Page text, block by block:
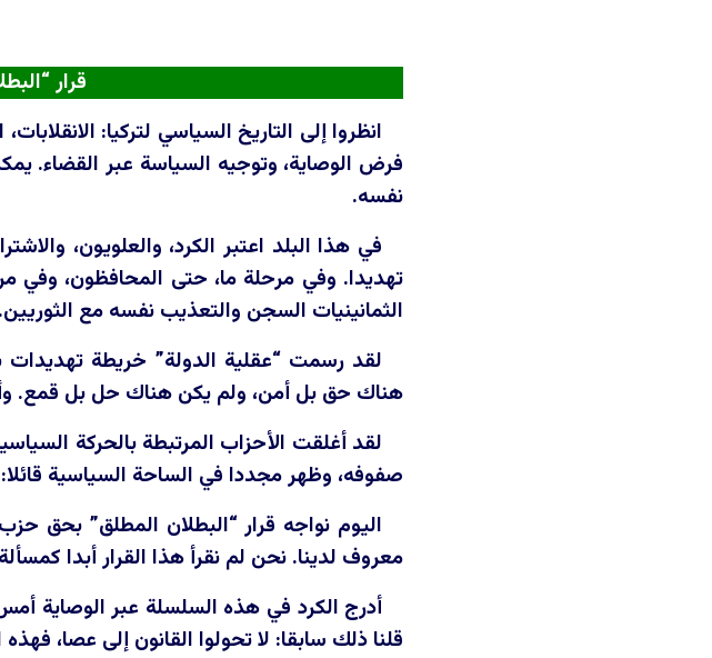
قرار
انظروا إلى التاريخ السياسي لتركيا:
فرض الوصاية، وتوجيه السياسة عبر القضاء.
نفسه.
في هذا البلد اعتبر الكرد، والعلويون،
تهديدا. وفي مرحلة ما، حتى المحافظون، وفي
الثمانينيات السجن والتعذيب نفسه مع الثوريين.
لقد رسمت “عقلية الدولة” خريطة
هناك حق بل أمن، ولم يكن هناك حل بل قمع.
لقد أغلقت الأحزاب المرتبطة بالحركة
صفوفه، وظهر مجددا في الساحة السياسية
اليوم نواجه قرار “البطلان المطلق”
معروف لدينا. نحن لم نقرأ هذا القرار أبدا
أدرج الكرد في هذه السلسلة عبر الوصاية
قلنا ذلك سابقا: لا تحولوا القانون إلى عصا،